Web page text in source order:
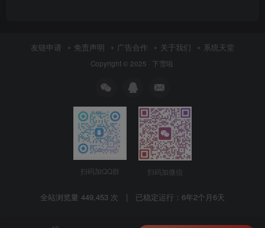
友链申请 免责声明 广告合作 关于我们 系统天堂
Copyright © 2025 · 下雪啦
扫码加QQ群 扫码加微信
全站浏览量 449,453 次 | 已稳定运行： 6年2个月6天